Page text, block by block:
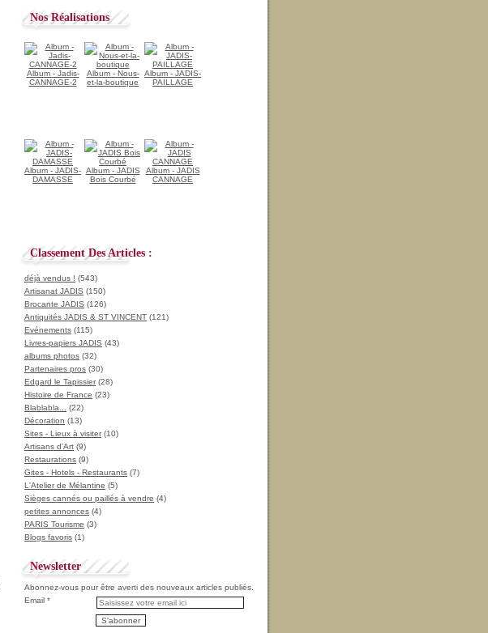
Nos Réalisations
Album - Jadis-
CANNAGE-2
Album - Nous-
et-la-boutique
Album - JADIS-
PAILLAGE
Album - JADIS-
DAMASSE
Album - JADIS
Bois Courbé
Album - JADIS
CANNAGE
Classement Des Articles :
déjà vendus ! (543)
Artisanat JADIS (150)
Brocante JADIS (126)
Antiquités JADIS & ST VINCENT (121)
Evénements (115)
Livres-papiers JADIS (43)
albums photos (32)
Partenaires pros (30)
Edgard le Tapissier(28)
Histoire de France (23)
Blablabla...
(22)
Décoration (13)
Sites - Lieux à visiter(10)
Artisans d'Art (9)
Restaurations (9)
Gites - Hotels - Restaurants (7)
L'Atelier de Mélantine (5)
Sièges cannés ou paillés à vendre (4)
petites annonces (4)
PARIS Tourisme (3)
Blogs favoris (1)
Newsletter
Abonnez-vous pour être averti des nouveaux articles publiés.
Email